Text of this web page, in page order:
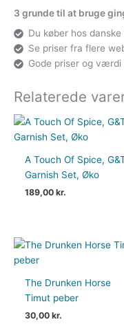
3 grunde til at bruge
Du køber hos
Se priser fra flere
Gode priser og værdi
Relaterede
A Touch Of Spice,
Garnish Set, Øko
189,00kr.
The Drunken Horse
Timut peber
30,00kr.